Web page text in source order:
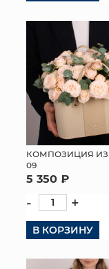
КОМПОЗИЦИЯ ИЗ
09
5 350 ₽
- +
В КОРЗИНУ